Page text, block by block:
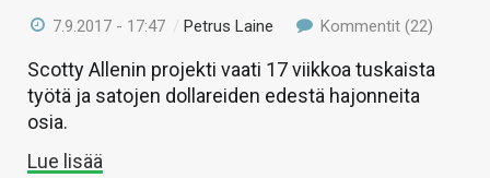
7.9.2017 - 17:47 /Petrus Laine Kommentit (22)
Scotty Allenin projekti vaati 17 viikkoa tuskaista
työtä ja satojen dollareiden edestä hajonneita
osia.
Lue lisää